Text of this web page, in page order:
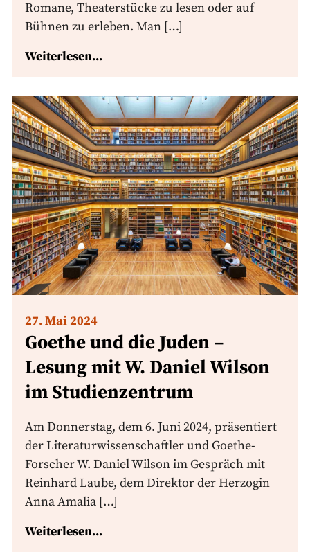
Romane, Theaterstücke zu lesen oder auf
Bühnen zu erleben. Man […]
Weiterlesen...
27. Mai 2024
Goethe und die Juden –
Lesung mit W. Daniel Wilson
im Studienzentrum
Am Donnerstag, dem 6. Juni 2024, präsentiert
der Literaturwissenschaftler und Goethe-
Forscher W. Daniel Wilson im Gespräch mit
Reinhard Laube, dem Direktor der Herzogin
Anna Amalia […]
Weiterlesen...